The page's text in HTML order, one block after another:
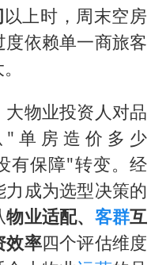
日本试射“战斧”导弹，国防部回应
韩磊 谁帮谁
础开新局
以上时，周末空房
依赖单一商旅客
物业投资人对品
"单房造价多少
有保障"转变。经
成为选型决策的
物业适配、 客群互
效率四个评估维度